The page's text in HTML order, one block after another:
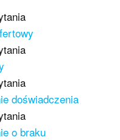
doświadczenia
o braku